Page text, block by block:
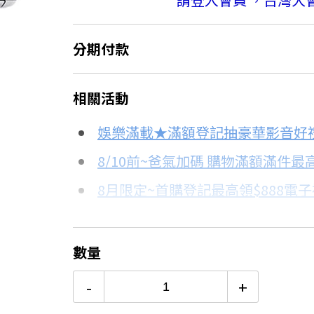
分期付款
＊實際可分期數、適用利率，請以購
信用卡分期
分期數
3期
每期金額
$15,408
$3,852
相關活動
娛樂滿載★滿額登記抽豪華影音好
8/10前~爸氣加碼 購物滿額滿件最
8月限定~首購登記最高領$888電
更多信用卡分期0利率滿額享回饋
熱銷冷氣機推薦→點我看達人教你
冷氣挑選教學→點我看達人教你買
數量
- +